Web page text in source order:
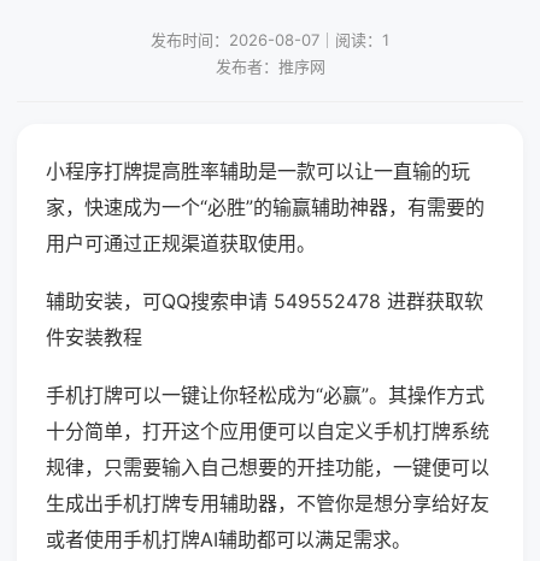
发布时间：2026-08-07｜阅读：1
发布者：推序网
小程序打牌提高胜率辅助是一款可以让一直输的玩
家，快速成为一个“必胜”的输赢辅助神器，有需要的
用户可通过正规渠道获取使用。
辅助安装，可QQ搜索申请 549552478 进群获取软
件安装教程
手机打牌可以一键让你轻松成为“必赢”。其操作方式
十分简单，打开这个应用便可以自定义手机打牌系统
规律，只需要输入自己想要的开挂功能，一键便可以
生成出手机打牌专用辅助器，不管你是想分享给好友
或者使用手机打牌AI辅助都可以满足需求。